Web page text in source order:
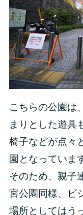
こちらの公園は
まりとした遊具
椅子などが点々
園となっていま
そのため、親子
宮公園同様、ビ
場所としてはう